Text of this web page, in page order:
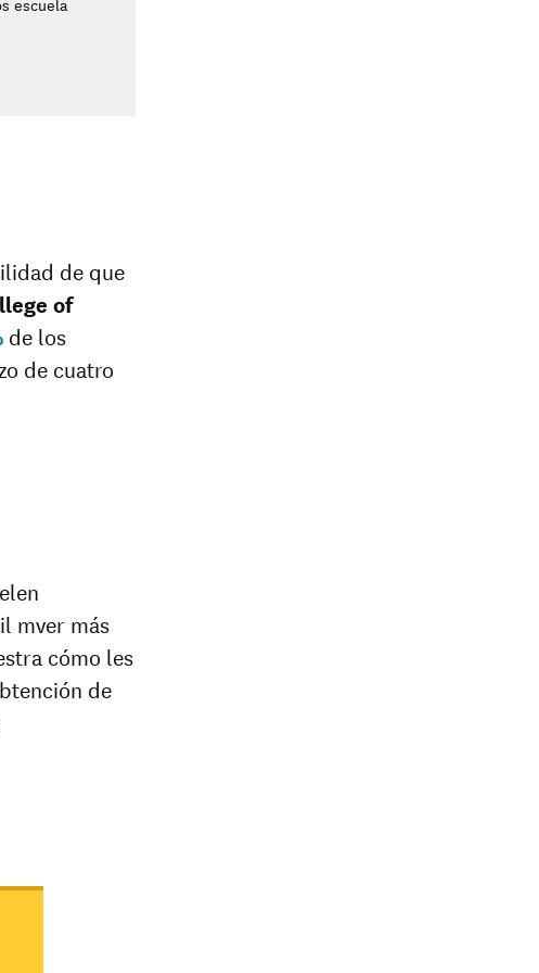
de que
of
de los
de cuatro
mver más
cómo les
de